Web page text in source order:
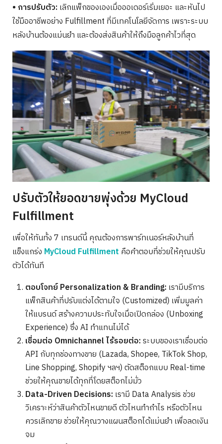
• การปรับตัว:เลิกแพ็กของเองเมื่อออเดอร์เริ่มเยอะ และหันไป
ใช้มืออาชีพอย่าง Fulfillment ที่มีเทคโนโลยีจัดการ เพราะระบบ
หลังบ้านต้องแม่นยำ และต้องส่งสินค้าให้ถึงมือลูกค้าไวที่สุด
ปรับตัวให้ยอดขายพุ่งด้วย MyCloud
Fulfillment
เพื่อให้ทันทั้ง 7 เทรนด์นี้ คุณต้องการพาร์ทเนอร์หลังบ้านที่
แข็งแกร่ง MyCloud Fulfillment คือคำตอบที่ช่วยให้คุณปรับ
ตัวได้ทันที
ตอบโจทย์ Personalization & Branding:เรามีบริการ
แพ็กสินค้าที่ปรับแต่งได้ตามใจ (Customized) เพิ่มมูลค่า
ให้แบรนด์ สร้างความประทับใจเมื่อเปิดกล่อง (Unboxing
Experience) ซึ่ง AI ทำแทนไม่ได้
เชื่อมต่อ Omnichannel ไร้รอยต่อ:ระบบของเราเชื่อมต่อ
API กับทุกช่องทางขาย (Lazada, Shopee, TikTok Shop,
Line Shopping, Shopify ฯลฯ) ตัดสต็อกแบบ Real-time
ช่วยให้คุณขายได้ทุกที่โดยสต็อกไม่มั่ว
Data-Driven Decisions:เรามี Data Analysis ช่วย
วิเคราะห์ว่าสินค้าตัวไหนขายดี ตัวไหนทำกำไร หรือตัวไหน
ควรเลิกขาย ช่วยให้คุณวางแผนสต็อกได้แม่นยำ เพื่อลดเงิน
จม